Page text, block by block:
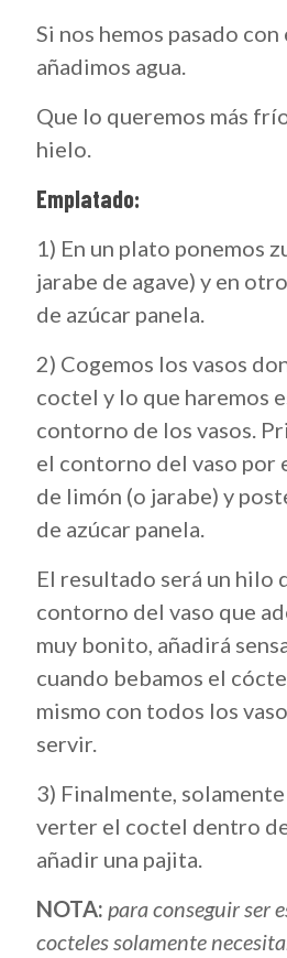
Si nos hemos pasado
añadimos agua.
Que lo queremos más
hielo.
Emplatado:
1) En un plato ponemos
jarabe de agave) y en
de azúcar panela.
2) Cogemos los vasos
coctel y lo que haremos
contorno de los vasos.
el contorno del vaso por
de limón (o jarabe) y
de azúcar panela.
El resultado será un hilo
contorno del vaso que
muy bonito, añadirá
cuando bebamos el
mismo con todos los
servir.
3) Finalmente,
verter el coctel dentro
añadir una pajita.
NOTA: para conseguir ser
cocteles solamente